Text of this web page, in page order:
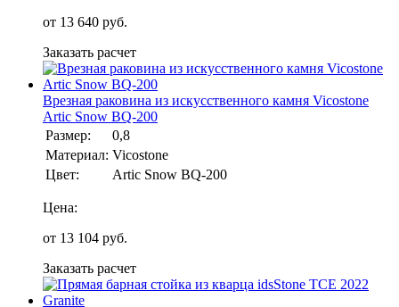
от 13 640 руб.
Заказать расчет
Врезная раковина из искусственного камня Vicostone
Artic Snow BQ-200
Размер:
0,8
Материал: Vicostone
Цвет:
Artic Snow BQ-200
Цена:
от 13 104 руб.
Заказать расчет